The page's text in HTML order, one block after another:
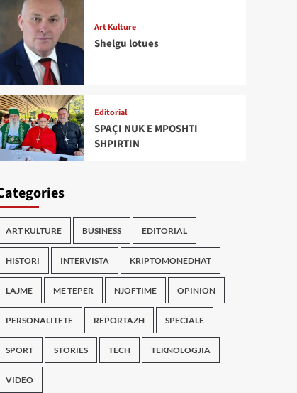
Art Kulture
Shelgu lotues
Editorial
SPAÇI NUK E MPOSHTI
SHPIRTIN
ART KULTURE BUSINESS EDITORIAL
HISTORI INTERVISTA KRIPTOMONEDHAT
LAJME ME TEPER NJOFTIME OPINION
PERSONALITETE REPORTAZH SPECIALE
SPORT STORIES TECH TEKNOLOGJIA
VIDEO